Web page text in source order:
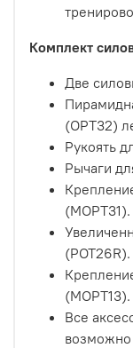
Комплект
Две
(OPT32)
Рукоять
Рычаги
(MOPT31).
(POT26R).
(MOPT13).
Все
возможно